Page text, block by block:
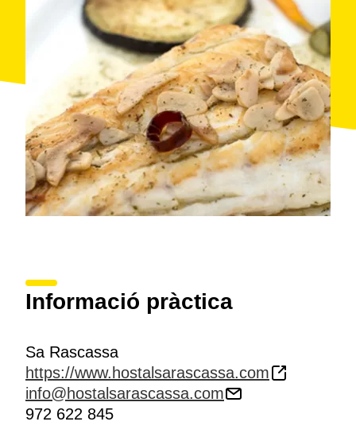
Informació pràctica
Sa Rascassa
https://www.hostalsarascassa.com
info@hostalsarascassa.com
972 622 845